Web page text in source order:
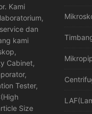
Kami
dan
kami
Cabinet,
Tester,
Size